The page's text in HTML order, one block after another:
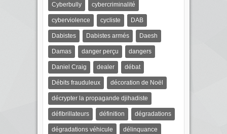
Cyberbully cybercriminalité
cyberviolence cycliste DAB
Dabistes Dabistes armés Daesh
Damas danger perçu dangers
Daniel Craig dealer débat
Débits frauduleux décoration de Noël
décrypter la propagande djihadiste
défibrillateurs définition dégradations
dégradations véhicule délinquance